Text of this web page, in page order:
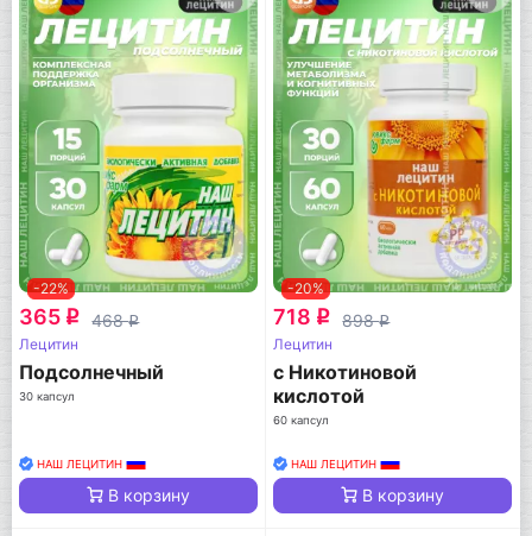
-22%
365 q 468q
Лецитин
Подсолнечный
30 капсул
НАШ ЛЕЦИТИН
В корзину
-20%
718 q 898q
Лецитин
с Никотиновой
кислотой
60 капсул
НАШ ЛЕЦИТИН
В корзину